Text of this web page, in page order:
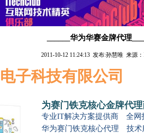
______华为华赛金牌代理
2011-10-12 11:24:13 发布:孙慧唯 来源
子科技有限公司
为赛门铁克核心金牌代
专业IT解决方案提供商 全网
华为赛门铁克核心代理 技术